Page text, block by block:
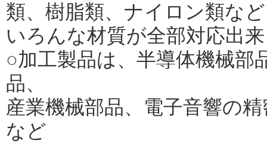
類、樹脂類、ナイロン類など
いろんな材質が全部対応出
○加工製品は、半導体機械部
品、
産業機械部品、電子音響の
など